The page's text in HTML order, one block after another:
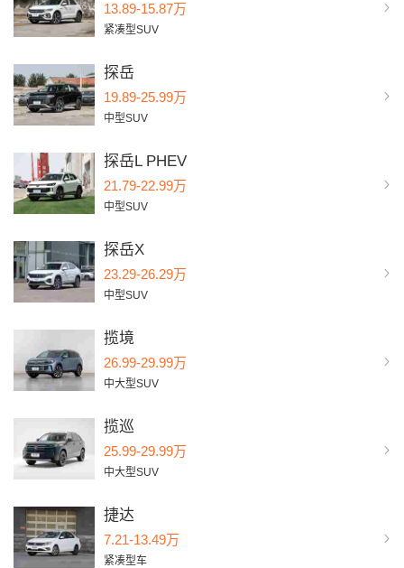
13.89-15.87万
紧凑型SUV
探岳
19.89-25.99万
中型SUV
探岳L PHEV
21.79-22.99万
中型SUV
探岳X
23.29-26.29万
中型SUV
揽境
26.99-29.99万
中大型SUV
揽巡
25.99-29.99万
中大型SUV
捷达
7.21-13.49万
紧凑型车